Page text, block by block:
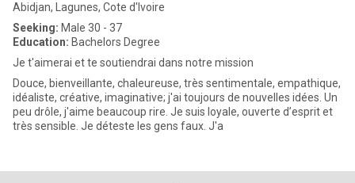
Abidjan, Lagunes, Cote d'Ivoire
Seeking: Male 30 - 37
Education: Bachelors Degree
Je t'aimerai et te soutiendrai dans notre mission
Douce, bienveillante, chaleureuse, très sentimentale, empathique,
idéaliste, créative, imaginative; j'ai toujours de nouvelles idées. Un
peu drôle, j'aime beaucoup rire. Je suis loyale, ouverte d’esprit et
très sensible. Je déteste les gens faux. J'a